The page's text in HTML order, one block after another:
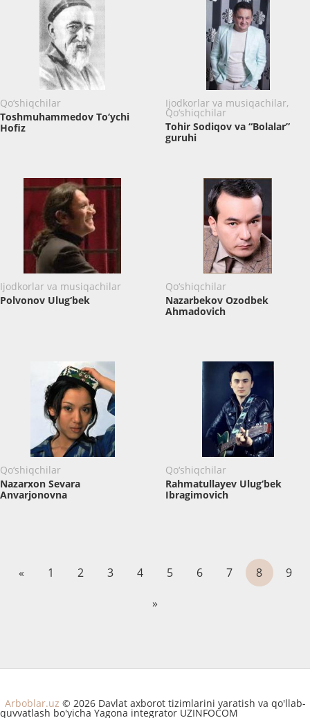
Qo‘shiqchilar
Toshmuhammedov To‘ychi
Hofiz
Ijodkorlar va musiqachilar,
Qo‘shiqchilar
Tohir Sodiqov va “Bolalar”
guruhi
Ijodkorlar va musiqachilar
Polvonov Ulug‘bek
Qo‘shiqchilar
Nazarbekov Ozodbek
Ahmadovich
Qo‘shiqchilar
Nazarxon Sevara
Anvarjonovna
Qo‘shiqchilar
Rahmatullayev Ulug‘bek
Ibragimovich
« 1 2 3 4 5 6 7 8
9
»
Arboblar.uz © 2026 Davlat axborot tizimlarini yaratish va qo'llab-
quvvatlash bo'yicha Yagona integrator UZINFOCOM